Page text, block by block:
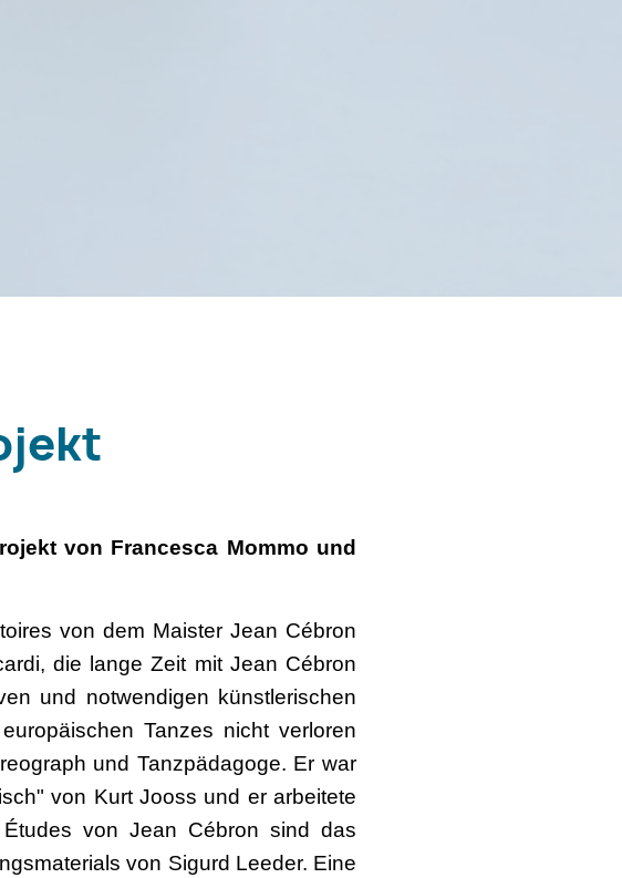
von Francesca Mommo und
von dem Maister Jean Cébron
die lange Zeit mit Jean Cébron
und notwendigen künstlerischen
Tanzes nicht verloren
und Tanzpädagoge. Er war
von Kurt Jooss und er arbeitete
von Jean Cébron sind das
von Sigurd Leeder. Eine